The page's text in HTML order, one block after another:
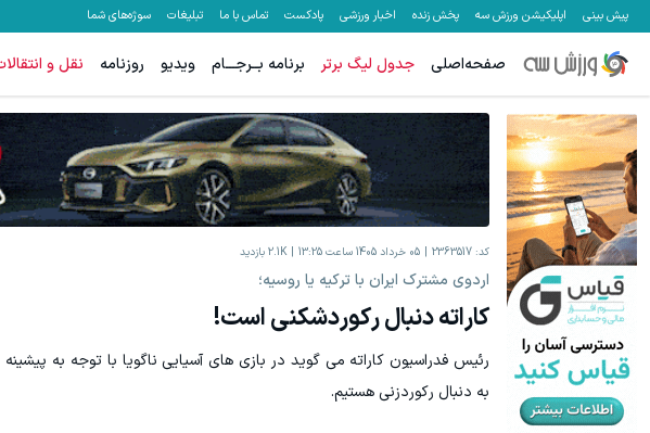
پیش بینی اپلیکیشن ورزش سه پخش زنده اخبار ورزشی پادکست تماس با ما تبلیغات سوژه‌های شما
صفحه‌اصلی جدول لیگ برتر برنامه بــرجـــام ویدیو روزنامه نقل و
کد: 2363517 05 خرداد 1405 ساعت 13:25 2.1K بازدید
اردوی مشترک ایران با ترکیه یا روسیه؛
کاراته دنبال رکوردشکنی است!
رئیس فدراسیون کاراته می گوید در بازی های آسیایی ناگویا با توجه به پیشینه
به دنبال رکوردزنی هستیم.